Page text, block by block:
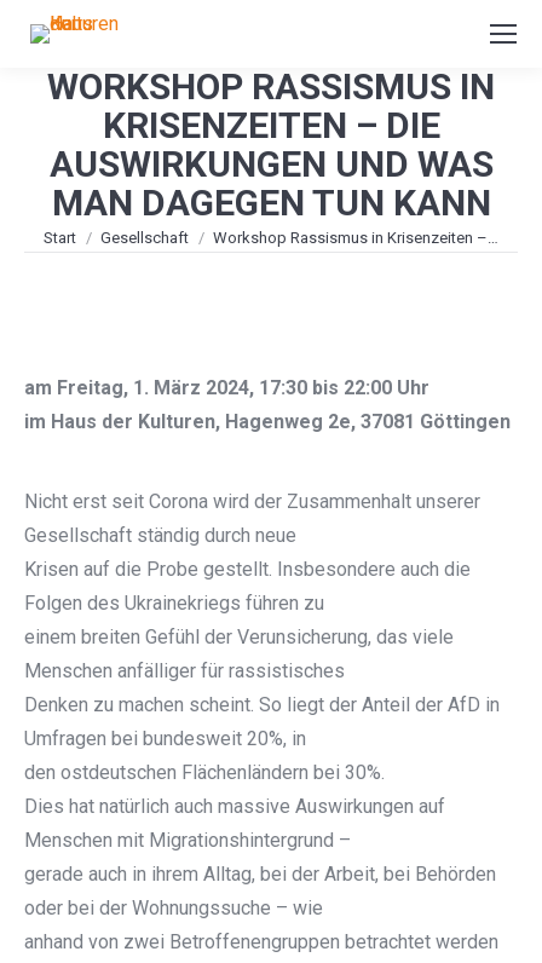
WORKSHOP RASSISMUS IN
KRISENZEITEN – DIE
AUSWIRKUNGEN UND WAS
MAN DAGEGEN TUN KANN
Sie befinden sich hier:
Start Gesellschaft Workshop Rassismus in Krisenzeiten –…
am Freitag, 1. März 2024, 17:30 bis 22:00 Uhr
im Haus der Kulturen, Hagenweg 2e, 37081 Göttingen
Nicht erst seit Corona wird der Zusammenhalt unserer
Gesellschaft ständig durch neue
Krisen auf die Probe gestellt. Insbesondere auch die
Folgen des Ukrainekriegs führen zu
einem breiten Gefühl der Verunsicherung, das viele
Menschen anfälliger für rassistisches
Denken zu machen scheint. So liegt der Anteil der AfD in
Umfragen bei bundesweit 20%, in
den ostdeutschen Flächenländern bei 30%.
Dies hat natürlich auch massive Auswirkungen auf
Menschen mit Migrationshintergrund –
gerade auch in ihrem Alltag, bei der Arbeit, bei Behörden
oder bei der Wohnungssuche – wie
anhand von zwei Betroffenengruppen betrachtet werden